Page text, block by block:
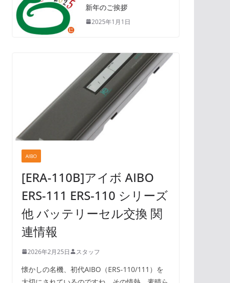
新年のご挨拶
2025年1月1日
AIBO
[ERA-110B]アイボ AIBO
ERS-111 ERS-110 シリーズ
他 バッテリーセル交換 関
連情報
2026年2月25日 スタッフ
懐かしの名機、初代AIBO（ERS-110/111）を